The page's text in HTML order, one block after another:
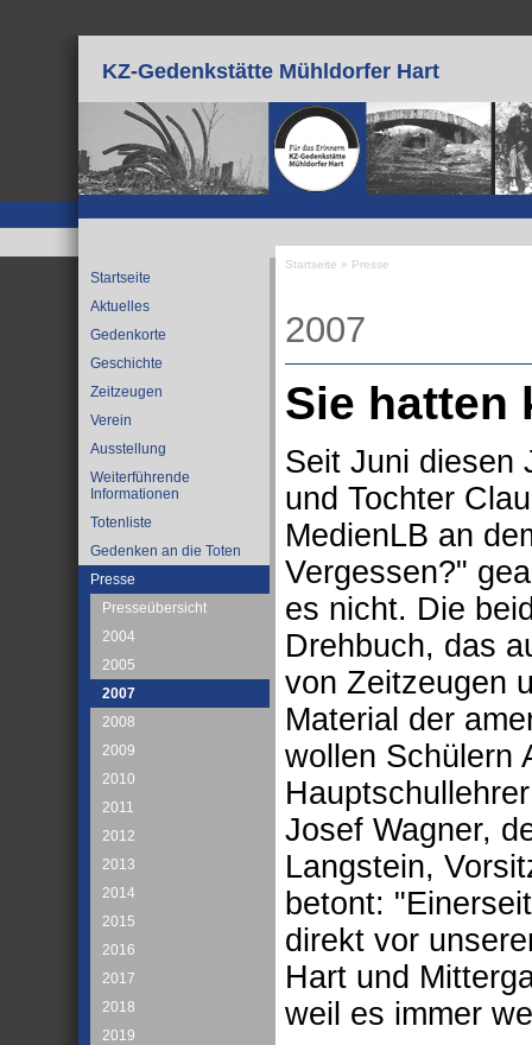
KZ-Gedenkstätte Mühldorfer Hart
Startseite
Aktuelles
Gedenkorte
Geschichte
Zeitzeugen
Verein
Ausstellung
Weiterführende
Informationen
Totenliste
Gedenken an die Toten
Presse
Presseübersicht
2004
2005
2007
2008
2009
2010
2011
2012
2013
2014
2015
2016
2017
2018
2019
Startseite » Presse
2007
Sie hatten
Seit Juni diesen
und Tochter
MedienLB an
Vergessen?"
es nicht. Die
Drehbuch, das
von Zeitzeugen
Material der
wollen Schülern
Josef Wagner,
Langstein,
betont:
direkt vor
Hart und
weil es immer